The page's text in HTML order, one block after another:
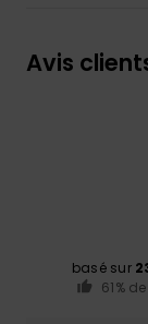
Avis
basé sur
61%